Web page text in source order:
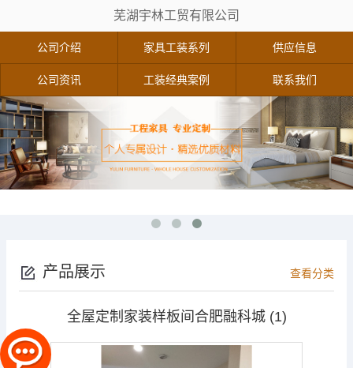
芜湖宇林工贸有限公司
公司介绍 家具工装系列 供应信息
公司资讯 工装经典案例 联系我们
产品展示 查看分类
全屋定制家装样板间合肥融科城 (1)